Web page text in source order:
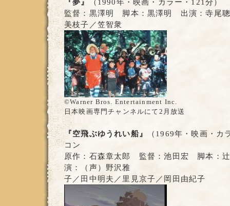
『夢』
（1990年・映画・カラー・121分）
監督：黒澤明 脚本：黒澤明 出演：寺尾聰
美枝子／笠智衆
©Warner Bros. Entertainment Inc.
日本映画専門チャンネルにて2月放送
『空飛ぶゆうれい船』
（1969年・映画・
コン
原作：石森章太郎 監督：池田宏 脚本：
演：（声）野沢雅
子／田中明夫／里見京子／岡田由紀子